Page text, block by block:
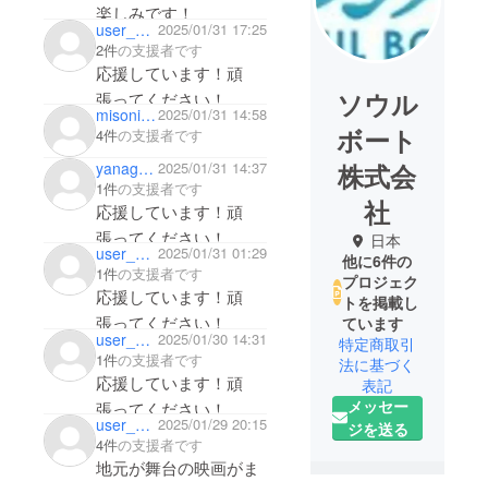
楽しみです！
user_71838e2eb294 2025/01/31 17:25
2件の支援者です
応援しています！頑
張ってください！
misonikomimoke2025/01/31 14:58
4件の支援者です
yanagawa2014 2025/01/31 14:37
1件の支援者です
応援しています！頑
張ってください！
user_c581d0c77644 2025/01/31 01:29
1件の支援者です
応援しています！頑
張ってください！
user_eb916ed07dc4 2025/01/30 14:31
1件の支援者です
応援しています！頑
張ってください！
user_3b60945d4844 2025/01/29 20:15
4件の支援者です
地元が舞台の映画がま
ソウル
ボート
株式会
社
日本
他に6件の
プロジェク
トを掲載し
ています
特定商取引
法に基づく
表記
メッセー
ジを送る